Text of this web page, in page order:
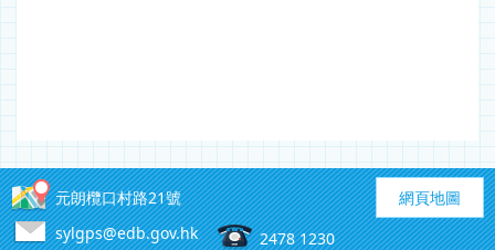
網頁地圖
元朗欖口村路21號
sylgps@edb.gov.hk
2478 1230